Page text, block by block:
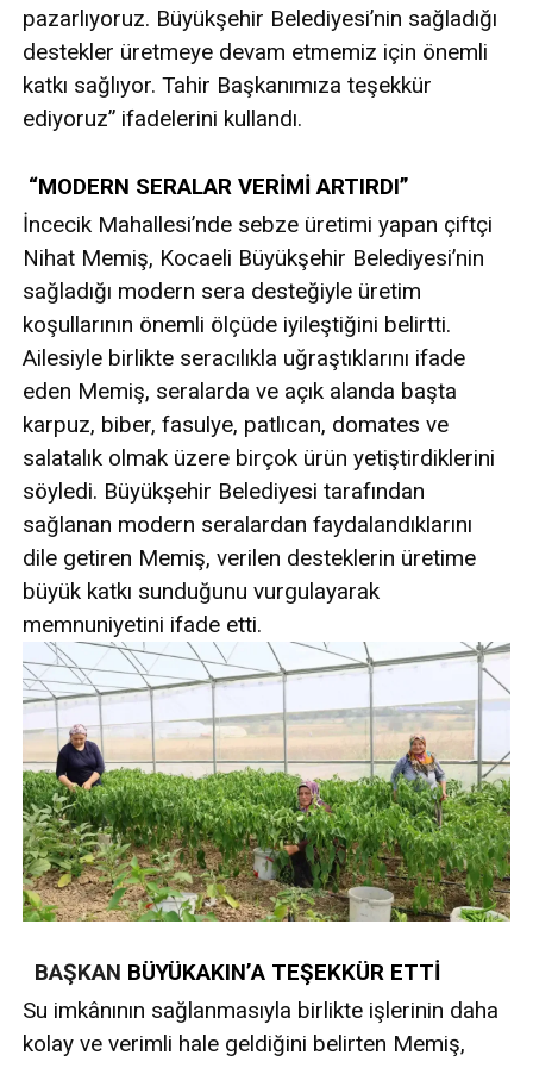
pazarlıyoruz. Büyükşehir Belediyesi’nin sağladığı
destekler üretmeye devam etmemiz için önemli
katkı sağlıyor. Tahir Başkanımıza teşekkür
ediyoruz” ifadelerini kullandı.
“MODERN SERALAR VERİMİ ARTIRDI”
İncecik Mahallesi’nde sebze üretimi yapan çiftçi
Nihat Memiş, Kocaeli Büyükşehir Belediyesi’nin
sağladığı modern sera desteğiyle üretim
koşullarının önemli ölçüde iyileştiğini belirtti.
Ailesiyle birlikte seracılıkla uğraştıklarını ifade
eden Memiş, seralarda ve açık alanda başta
karpuz, biber, fasulye, patlıcan, domates ve
salatalık olmak üzere birçok ürün yetiştirdiklerini
söyledi. Büyükşehir Belediyesi tarafından
sağlanan modern seralardan faydalandıklarını
dile getiren Memiş, verilen desteklerin üretime
büyük katkı sunduğunu vurgulayarak
memnuniyetini ifade etti.
BAŞKAN BÜYÜKAKIN’A TEŞEKKÜR ETTİ
Su imkânının sağlanmasıyla birlikte işlerinin daha
kolay ve verimli hale geldiğini belirten Memiş,